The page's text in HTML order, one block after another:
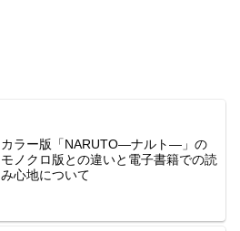
カラー版「NARUTO―ナルト―」の
モノクロ版との違いと電子書籍での読
み心地について